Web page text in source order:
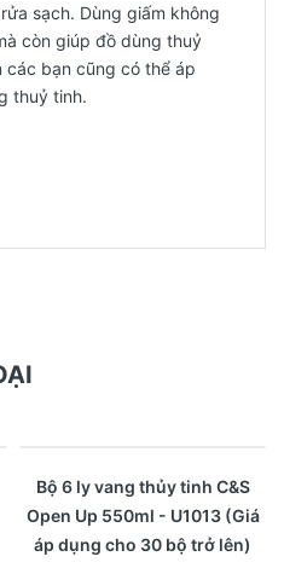
sạch. Dùng giấm không
còn giúp đồ dùng thuỷ
các bạn cũng có thể áp
thuỷ tinh.
Xem nhanh
Bộ 6 ly vang thủy tinh C&S
Open Up 550ml - U1013 (Giá
áp dụng cho 30 bộ trở lên)